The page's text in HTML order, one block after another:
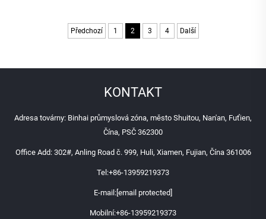
Předchozí 1 2 3 4 Další
KONTAKT
Adresa továrny: Binhai průmyslová zóna, město Shuitou, Nan'an, Fuťien,
Čína, PSČ 362300
Office Add: 302#, Anling Road č. 999, Huli, Xiamen, Fujian, Čína 361006
Tel:+86-13959219373
E-mail: [email protected]
Mobilní:+86-13959219373